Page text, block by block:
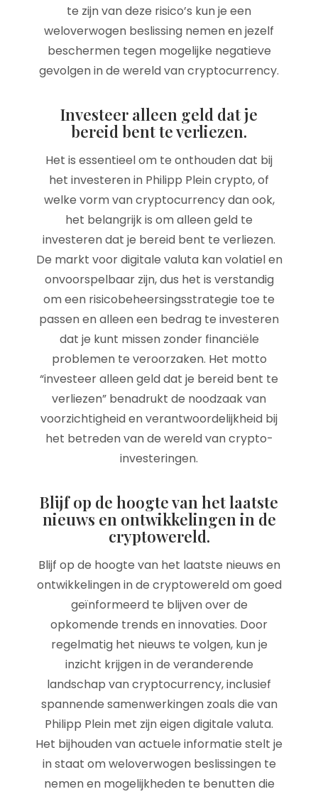
te zijn van deze risico’s kun je een
weloverwogen beslissing nemen en jezelf
beschermen tegen mogelijke negatieve
gevolgen in de wereld van cryptocurrency.
Investeer alleen geld dat je
bereid bent te verliezen.
Het is essentieel om te onthouden dat bij
het investeren in Philipp Plein crypto, of
welke vorm van cryptocurrency dan ook,
het belangrijk is om alleen geld te
investeren dat je bereid bent te verliezen.
De markt voor digitale valuta kan volatiel en
onvoorspelbaar zijn, dus het is verstandig
om een risicobeheersingsstrategie toe te
passen en alleen een bedrag te investeren
dat je kunt missen zonder financiële
problemen te veroorzaken. Het motto
“investeer alleen geld dat je bereid bent te
verliezen” benadrukt de noodzaak van
voorzichtigheid en verantwoordelijkheid bij
het betreden van de wereld van crypto-
investeringen.
Blijf op de hoogte van het laatste
nieuws en ontwikkelingen in de
cryptowereld.
Blijf op de hoogte van het laatste nieuws en
ontwikkelingen in de cryptowereld om goed
geïnformeerd te blijven over de
opkomende trends en innovaties. Door
regelmatig het nieuws te volgen, kun je
inzicht krijgen in de veranderende
landschap van cryptocurrency, inclusief
spannende samenwerkingen zoals die van
Philipp Plein met zijn eigen digitale valuta.
Het bijhouden van actuele informatie stelt je
in staat om weloverwogen beslissingen te
nemen en mogelijkheden te benutten die